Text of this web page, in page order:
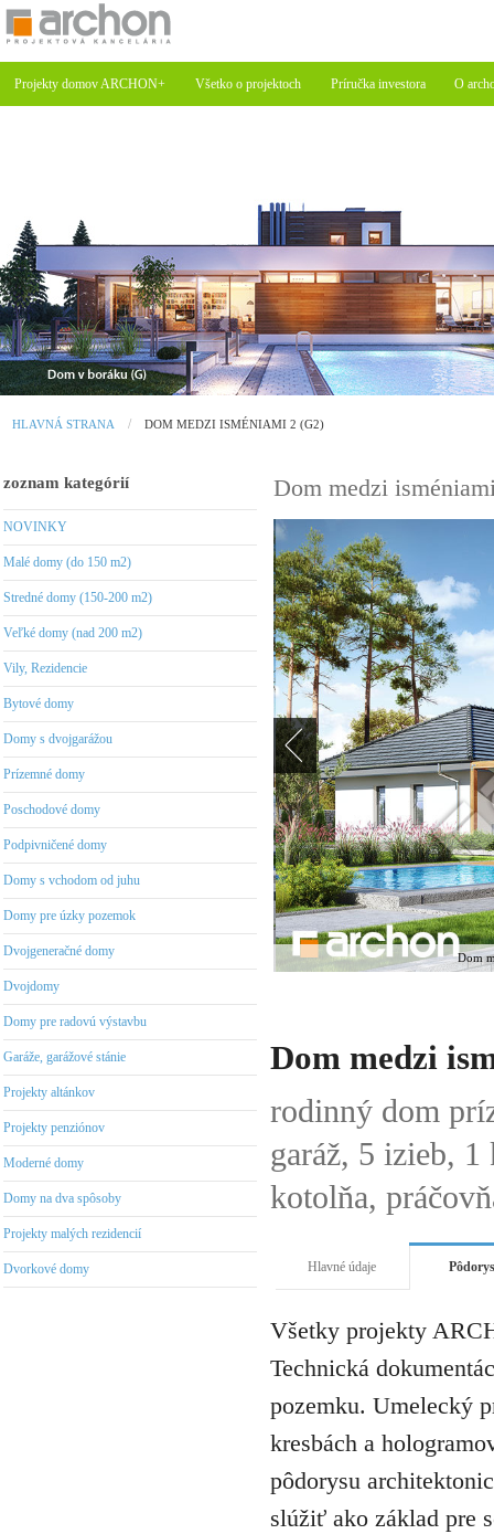
Projekty domov ARCHON+ Všetko o projektoch Príručka investora O
HLAVNÁ STRANA DOM MEDZI ISMÉNIAMI 2 (G2)
zoznam kategórií
NOVINKY
Malé domy (do 150 m2)
Stredné domy (150-200 m2)
Veľké domy (nad 200 m2)
Vily, Rezidencie
Bytové domy
Domy s dvojgarážou
Prízemné domy
Poschodové domy
Podpivničené domy
Domy s vchodom od juhu
Domy pre úzky pozemok
Dvojgeneračné domy
Dvojdomy
Domy pre radovú výstavbu
Garáže, garážové stánie
Projekty altánkov
Projekty penziónov
Moderné domy
Domy na dva spôsoby
Projekty malých rezidencií
Dvorkové domy
Dom medzi
Dom
Dom medzi
rodinný dom
garáž, 5 izieb,
kotolňa,
Hlavné údaje
Všetky projekty
Technická
pozemku. Umelecký
kresbách a
pôdorysu
slúžiť ako základ pre